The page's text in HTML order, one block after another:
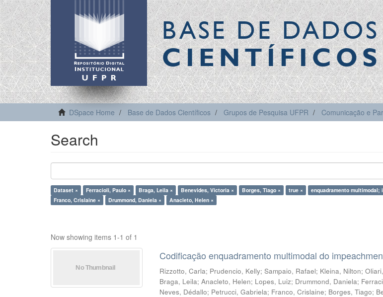
BASE DE DADOS
CIENTÍFICOS
DSpace Home Base de Dados Científicos Grupos de Pesquisa UFPR Comunicação e
Search
Dataset × Ferracioli, Paulo × Braga, Leila × Benevides, Victoria × Borges, Tiago × true ×
enquadramento multimodal;
Franco, Crislaine ×
Drummond, Daniela × Anacleto, Helen ×
Now showing items 1-1 of 1
Codificação enquadramento multimodal do
Rizzotto, Carla; Prudencio, Kelly;Sampaio, Rafael; Kleina, Nilton;
Braga, Leila;Anacleto, Helen; Lopes, Luiz; Drummond, Daniela;
Neves, Dédallo; Petrucci, Gabriela; Franco, Crislaine; Borges, Tiago;